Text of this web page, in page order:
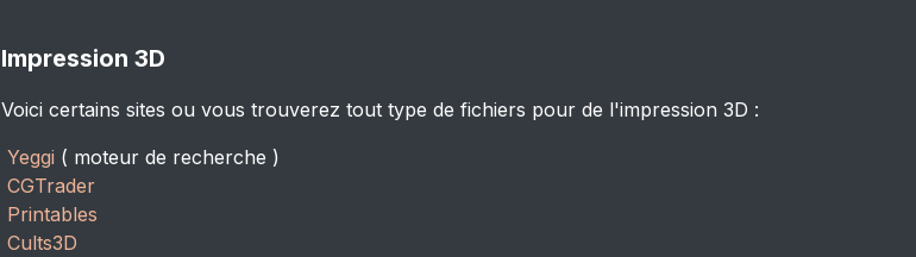
Impression 3D
Voici certains sites ou vous trouverez tout type de fichiers pour de l'impression 3D :
Yeggi ( moteur de recherche )
CGTrader
Printables
Cults3D